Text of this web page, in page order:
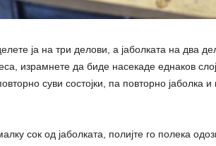
ја на три делови, а јаболката на два
израмнете да биде насекаде еднаков
суви состојки, па повторно јаболка
сок од јаболката, полијте го полека